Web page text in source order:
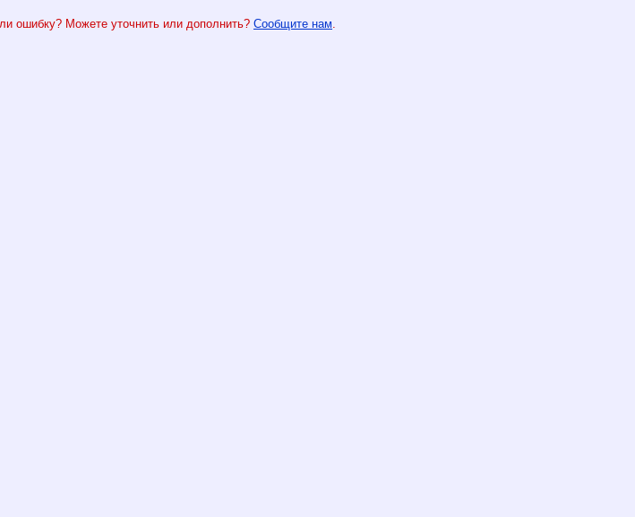
ошибку? Можете уточнить или дополнить? Сообщите нам.